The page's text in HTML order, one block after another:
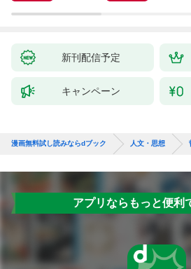
新刊配信予定
キャンペーン
漫画無料試し読みならdブック 人文・思想
アプリならもっと便利